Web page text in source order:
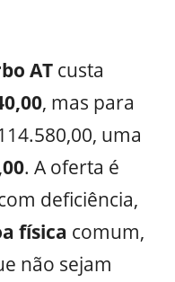
AT custa
, mas para
uma
. A oferta é
deficiência,
física comum,
não sejam